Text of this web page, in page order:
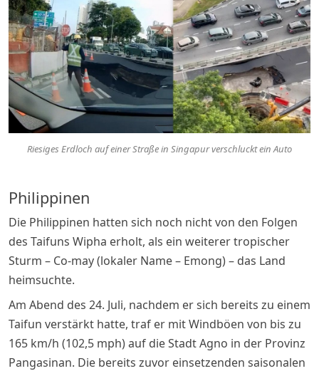
Riesiges Erdloch auf einer Straße in Singapur verschluckt ein Auto
Philippinen
Die Philippinen hatten sich noch nicht von den Folgen
des Taifuns Wipha erholt, als ein weiterer tropischer
Sturm – Co-may (lokaler Name – Emong) – das Land
heimsuchte.
Am Abend des 24. Juli, nachdem er sich bereits zu einem
Taifun verstärkt hatte, traf er mit Windböen von bis zu
165 km/h (102,5 mph) auf die Stadt Agno in der Provinz
Pangasinan. Die bereits zuvor einsetzenden saisonalen